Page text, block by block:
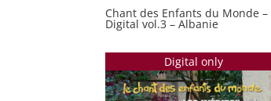
Chant des Enfants du Monde –
Digital vol.3 – Albanie
Digital only